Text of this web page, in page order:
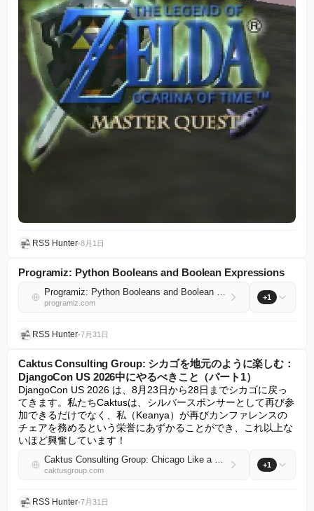
RSS Hunter•8月1日
Programiz: Python Booleans and Boolean Expressions
Programiz: Python Booleans and Boolean Expressions
programiz.com
+1
RSS Hunter•7月31日
Caktus Consulting Group: シカゴを地元のように楽しむ：
DjangoCon US 2026中にやるべきこと（パート1）
DjangoCon US 2026 は、8月23日から28日までシカゴに戻っ
てきます。私たちCaktusは、シルバースポンサーとして再び参
加できるだけでなく、私（Keanya）が再びカンファレンスの
チェアを務めるという栄誉にあずかることができ、これ以上な
いほど興奮しています！
Caktus Consulting Group: Chicago Like a Local: Things to Do During DjangoCon US 2026 (Part 1)
caktusgroup.com
+1
RSS Hunter•7月31日